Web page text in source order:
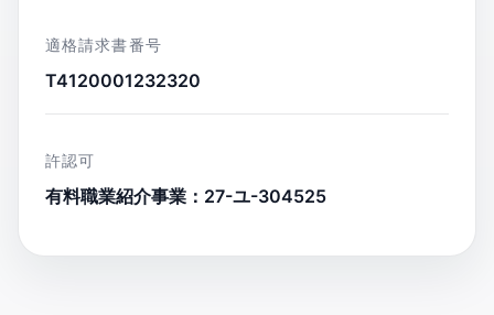
適格請求書番号
T4120001232320
許認可
有料職業紹介事業：27-ユ-304525